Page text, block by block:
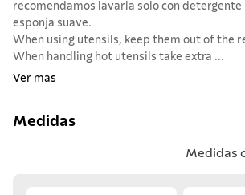
recomendamos lavarla solo con detergente
esponja suave.
When using utensils, keep them out of the
When handling hot utensils take extra ...
Ver mas
Medidas
Medidas